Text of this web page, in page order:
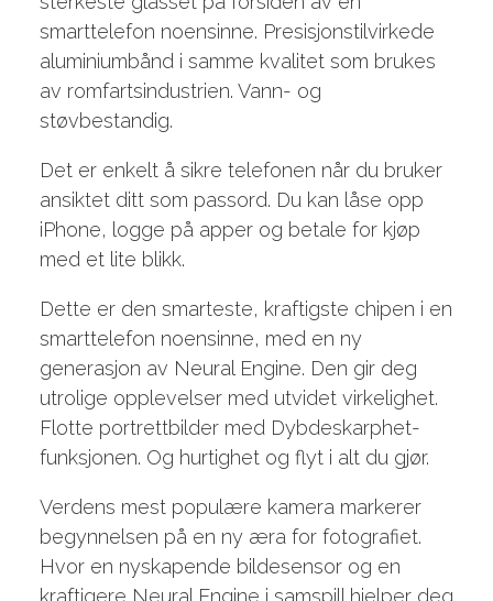
smarttelefon noensinne. Presisjons­tilvirkede
aluminiumbånd i samme kvalitet som brukes
av romfarts­industrien. Vann- og
støvbestandig.
Det er enkelt å sikre telefonen når du bruker
ansiktet ditt som passord. Du kan låse opp
iPhone, logge på apper og betale for kjøp
med et lite blikk.
Dette er den smarteste, kraftigste chipen i en
smarttelefon noensinne, med en ny
generasjon av Neural Engine. Den gir deg
utrolige opplevelser med utvidet virkelighet.
Flotte portrettbilder med Dybdeskarphet-
funksjonen. Og hurtighet og flyt i alt du gjør.
Verdens mest popu­lære kamera markerer
begynnelsen på en ny æra for fotografiet.
Hvor en nyskapende bildesensor og en